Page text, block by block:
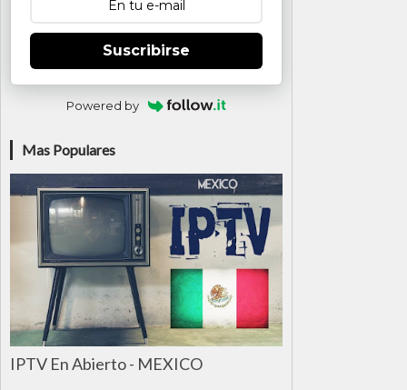
Suscribirse
Powered by
Mas Populares
IPTV En Abierto - MEXICO